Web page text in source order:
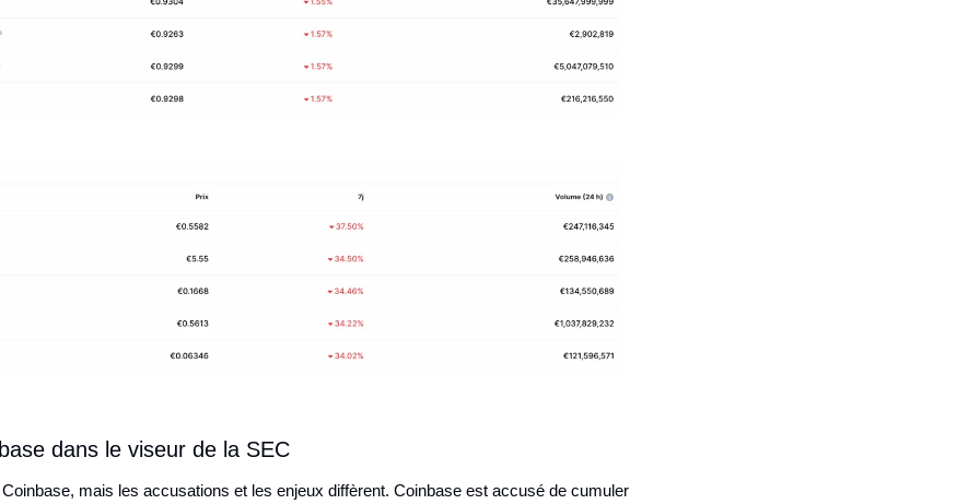
dans le viseur de la SEC
mais les accusations et les enjeux diffèrent. Coinbase est accusé de cumuler